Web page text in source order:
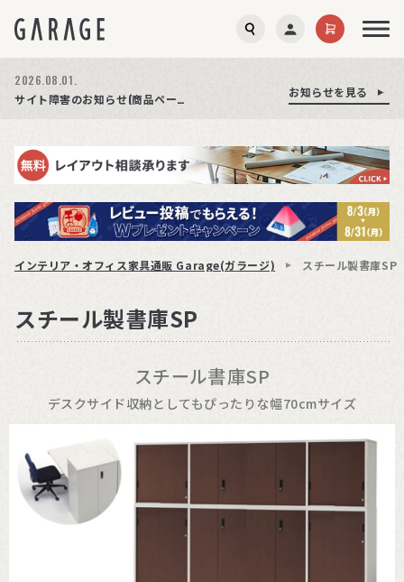
お知らせを見る
商品ページ障害復旧のお知らせ お知らせを見る
2026.08.01.
サイト障害のお知らせ(商品ページが正常に表示されない事象発生)
お知らせを見る
インテリア・オフィス家具通販 Garage(ガラージ) スチール製書庫SP
スチール製書庫SP
スチール書庫SP
デスクサイド収納としてもぴったりな幅70cmサイズ